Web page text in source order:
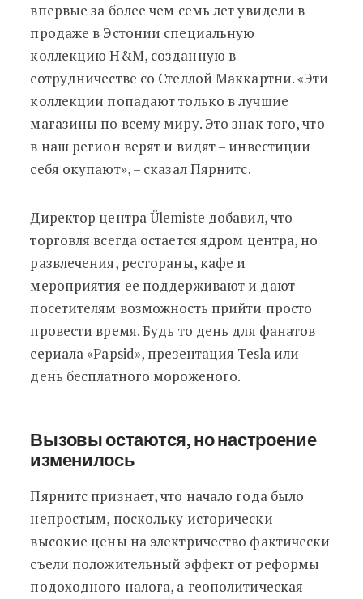
впервые за более чем семь лет увидели в
продаже в Эстонии специальную
коллекцию H&M, созданную в
сотрудничестве со Стеллой Маккартни. «Эти
коллекции попадают только в лучшие
магазины по всему миру. Это знак того, что
в наш регион верят и видят – инвестиции
себя окупают», – сказал Пярнитс.
Директор центра Ülemiste добавил, что
торговля всегда остается ядром центра, но
развлечения, рестораны, кафе и
мероприятия ее поддерживают и дают
посетителям возможность прийти просто
провести время. Будь то день для фанатов
сериала «Papsid», презентация Tesla или
день бесплатного мороженого.
Вызовы остаются, но настроение
изменилось
Пярнитс признает, что начало года было
непростым, поскольку исторически
высокие цены на электричество фактически
съели положительный эффект от реформы
подоходного налога, а геополитическая